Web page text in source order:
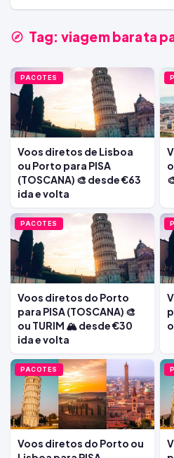
Tag: viagem barata
PACOTES
Voos diretos de Lisboa
ou Porto para PISA
(TOSCANA) 🎨 desde €63
ida e volta
PACOTES
Voos diretos do Porto
para PISA (TOSCANA) 🎨
ou TURIM 🏔️ desde €30
ida e volta
PACOTES
Voos diretos do Porto ou